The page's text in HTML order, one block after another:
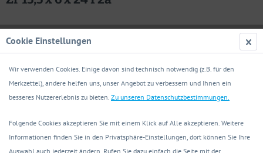
Cookie Einstellungen
Wir verwenden Cookies. Einige davon sind technisch notwendig (z.B. für den
Merkzettel), andere helfen uns, unser Angebot zu verbessern und Ihnen ein
besseres Nutzererlebnis zu bieten. Zu unseren Datenschutzbestimmungen.
Folgende Cookies akzeptieren Sie mit einem Klick auf Alle akzeptieren. Weitere
Informationen finden Sie in den Privatsphäre-Einstellungen, dort können Sie Ihre
Auswahl auch jederzeit ändern. Rufen Sie dazu einfach die Seite mit der